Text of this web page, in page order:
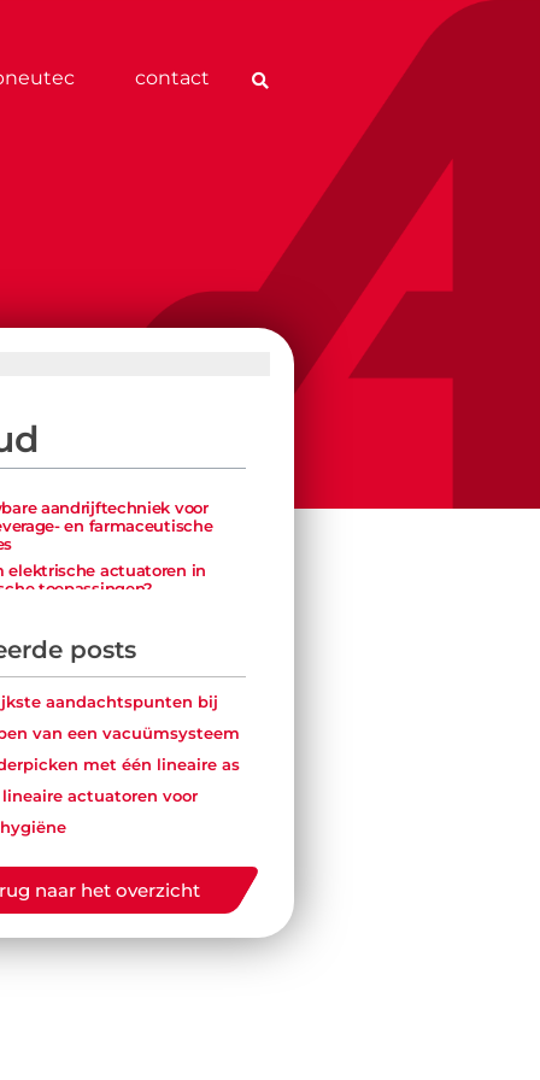
contact
aandrijftechniek voor
en farmaceutische
elektrische actuatoren in
toepassingen?
precisie en
meer overzicht
en veilig
E‑actuator voor
lineaire beweging in
van actuator tot
posts
aandachtspunten bij
van een vacuümsysteem
met één lineaire as
actuatoren voor
naar het overzicht